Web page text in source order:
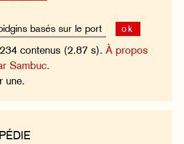
ok
contenus (2.87 s).À propos
Sambuc.
une.